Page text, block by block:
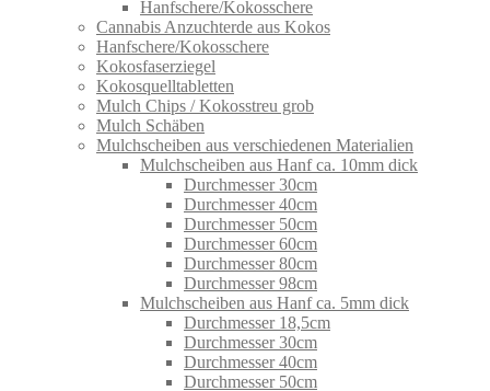
Hanfschere/Kokosschere
Cannabis Anzuchterde aus Kokos
Hanfschere/Kokosschere
Kokosfaserziegel
Kokosquelltabletten
Mulch Chips / Kokosstreu grob
Mulch Schäben
Mulchscheiben aus verschiedenen Materialien
Mulchscheiben aus Hanf ca. 10mm dick
Durchmesser 30cm
Durchmesser 40cm
Durchmesser 50cm
Durchmesser 60cm
Durchmesser 80cm
Durchmesser 98cm
Mulchscheiben aus Hanf ca. 5mm dick
Durchmesser 18,5cm
Durchmesser 30cm
Durchmesser 40cm
Durchmesser 50cm